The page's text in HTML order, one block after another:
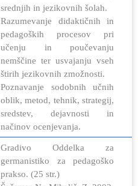
srednjih in jezikovnih šolah.
Razumevanje didaktičnih in
pedagoških procesov pri
učenju in poučevanju
nemščine ter usvajanju vseh
štirih jezikovnih zmožnosti.
Poznavanje sodobnih učnih
oblik, metod, tehnik, strategij,
sredstev, dejavnosti in
načinov ocenjevanja.
Gradivo Oddelka za
germanistiko za pedagoško
prakso. (25 str.)